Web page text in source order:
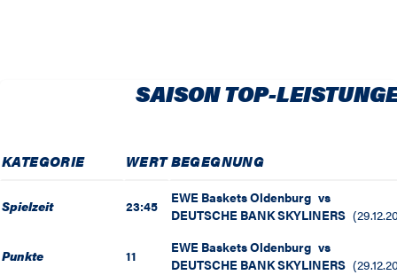
SAISON TOP-
KATEGORIE WERTBEGEGNUNG
Spielzeit 23:45 EWE Baskets Oldenburg vs
DEUTSCHE BANK SKYLINERS (
Punkte 11 EWE Baskets Oldenburg vs
DEUTSCHE BANK SKYLINERS (